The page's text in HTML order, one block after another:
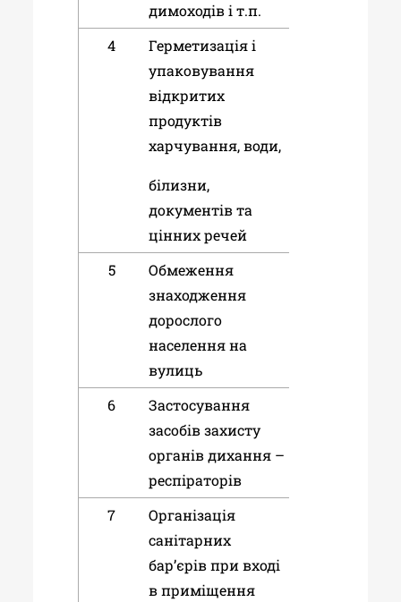
димоходів і т.п.
4
Герметизація і
упаковування
відкритих
продуктів
харчування, води,
білизни,
документів та
цінних речей
5
Обмеження
знаходження
дорослого
населення на
вулиць
6
Застосування
засобів захисту
органів дихання –
респіраторів
7
Організація
санітарних
бар’єрів при вході
в приміщення